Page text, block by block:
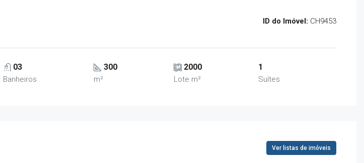
ID do Imóvel: CH9453
03
Banheiros
300
m²
2000
Lote m²
1
Suítes
Ver listas de imóveis